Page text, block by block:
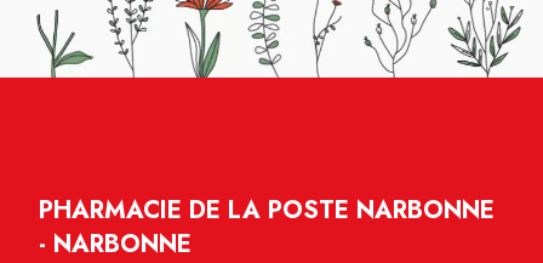
PHARMACIE DE LA POSTE NARBONNE
- NARBONNE